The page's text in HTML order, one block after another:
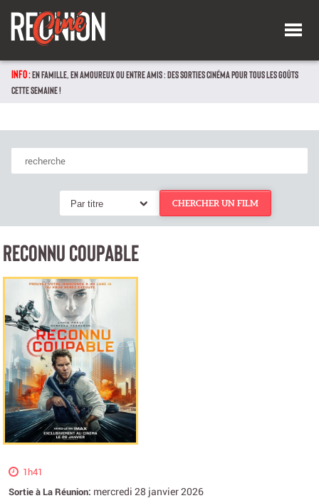
INFO :EN FAMILLE, EN AMOUREUX OU ENTRE AMIS : DES SORTIES CINÉMA POUR TOUS LES GOÛTS
CETTE SEMAINE !
Par titre CHERCHER UN FILM
RECONNU COUPABLE
1h41
Sortie à La Réunion: mercredi 28 janvier 2026